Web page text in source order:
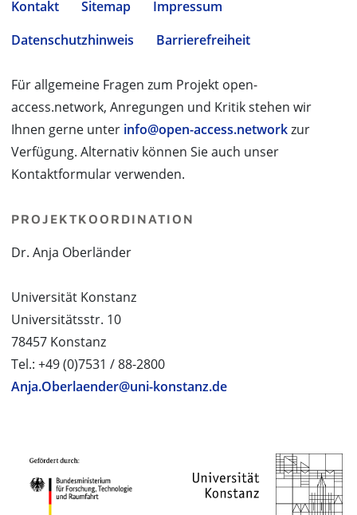
Kontakt Sitemap
Impressum
Datenschutzhinweis
Barrierefreiheit
Für allgemeine Fragen zum Projekt open-
access.network, Anregungen und Kritik stehen wir
Ihnen gerne unter info@open-access.networkzur
Verfügung. Alternativ können Sie auch unser
Kontaktformular verwenden.
PROJEKTKOORDINATION
Dr. Anja Oberländer
Universität Konstanz
Universitätsstr. 10
78457 Konstanz
Tel.: +49 (0)7531 / 88-2800
Anja.Oberlaender@uni-konstanz.de